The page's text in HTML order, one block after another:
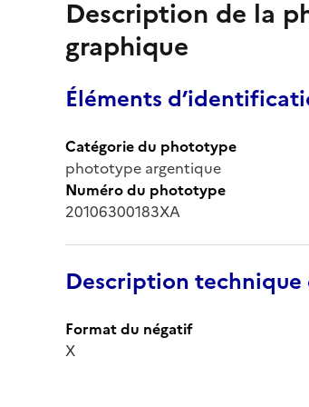
Description de la
graphique
Éléments
Catégorie du phototype
phototype argentique
Numéro du phototype
20106300183XA
Description
Format du négatif
X